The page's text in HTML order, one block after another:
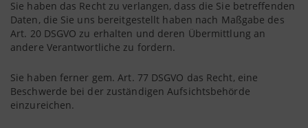
Sie haben das Recht zu verlangen, dass die Sie betreffenden
Daten, die Sie uns bereitgestellt haben nach Maßgabe des
Art. 20 DSGVO zu erhalten und deren Übermittlung an
andere Verantwortliche zu fordern.
Sie haben ferner gem. Art. 77 DSGVO das Recht, eine
Beschwerde bei der zuständigen Aufsichtsbehörde
einzureichen.